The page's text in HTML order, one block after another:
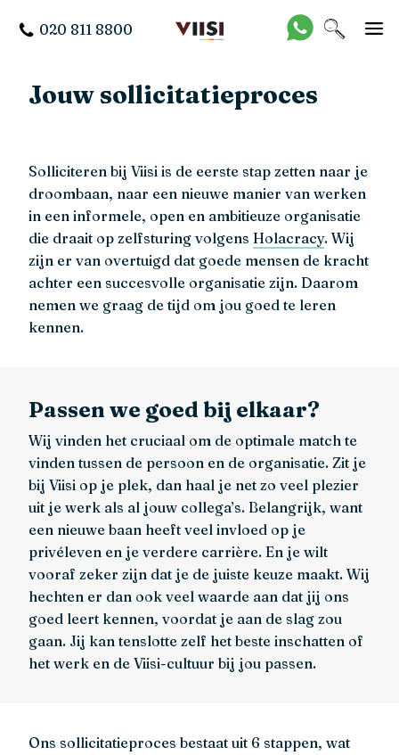
020 811 8800
Jouw sollicitatieproces
Solliciteren bij Viisi is de eerste stap zetten naar je
droombaan, naar een nieuwe manier van werken
in een informele, open en ambitieuze organisatie
die draait op zelfsturing volgens Holacracy. Wij
zijn er van overtuigd dat goede mensen de kracht
achter een succesvolle organisatie zijn. Daarom
nemen we graag de tijd om jou goed te leren
kennen.
Passen we goed bij elkaar?
Wij vinden het cruciaal om de optimale match te
vinden tussen de persoon en de organisatie. Zit je
bij Viisi op je plek, dan haal je net zo veel plezier
uit je werk als al jouw collega’s. Belangrijk, want
een nieuwe baan heeft veel invloed op je
privéleven en je verdere carrière. En je wilt
vooraf zeker zijn dat je de juiste keuze maakt. Wij
hechten er dan ook veel waarde aan dat jij ons
goed leert kennen, voordat je aan de slag zou
gaan. Jij kan tenslotte zelf het beste inschatten of
het werk en de Viisi-cultuur bij jou passen.
Ons sollicitatieproces bestaat uit 6 stappen, wat